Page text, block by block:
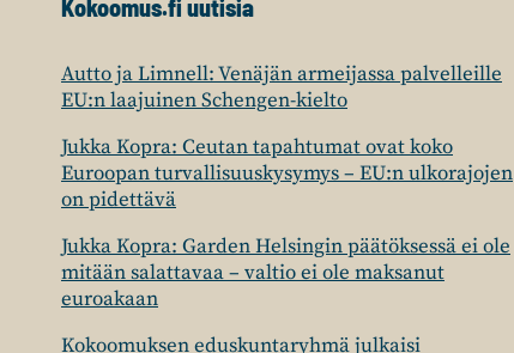
Kokoomus.fi uutisia
Autto ja Limnell: Venäjän armeijassa palvelleille
EU:n laajuinen Schengen-kielto
Jukka Kopra: Ceutan tapahtumat ovat koko
Euroopan turvallisuuskysymys – EU:n ulkorajojen
on pidettävä
Jukka Kopra: Garden Helsingin päätöksessä ei ole
mitään salattavaa – valtio ei ole maksanut
euroakaan
Kokoomuksen eduskuntaryhmä julkaisi